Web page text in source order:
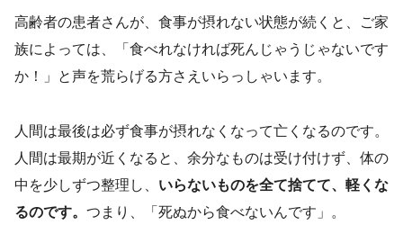
高齢者の患者さんが、食事が摂れない状態が続くと、ご家
族によっては、「食べれなければ死んじゃうじゃないです
か！」と声を荒らげる方さえいらっしゃいます。
人間は最後は必ず食事が摂れなくなって亡くなるのです。
人間は最期が近くなると、余分なものは受け付けず、体の
中を少しずつ整理し、 いらないものを全て捨てて、軽くな
るのです。 つまり、「死ぬから食べないんです」。